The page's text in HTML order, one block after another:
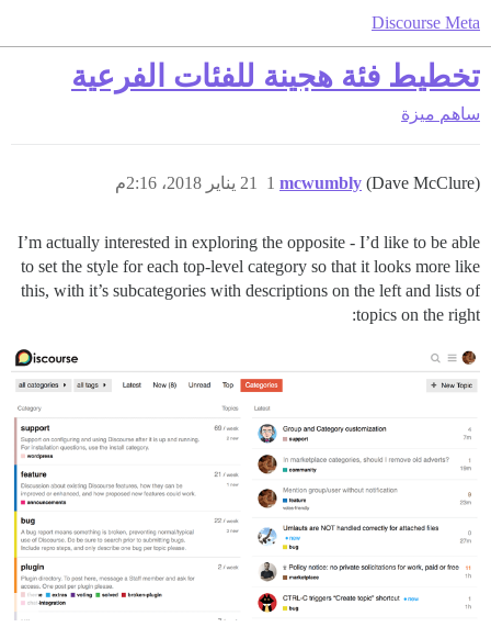
Discourse Meta
تخطيط فئة هجينة للفئات الفرعية
ساهم ميزة
mcwumbly (Dave McClure) 21 يناير 2018، 2:16م 1
I’m actually interested in exploring the opposite - I’d like to be able
to set the style for each top-level category so that it looks more like
this, with it’s subcategories with descriptions on the left and lists of
topics on the right: